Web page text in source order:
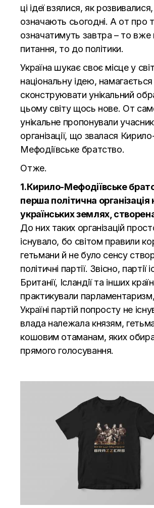
ці ідеї взялися, як
означають сьогодні. А от про
означатимуть завтра – то вже
питання, то до політики.
Україна шукає своє місце у
національну ідею, намагається
сконструювати унікальний
цьому світу щось нове. От
унікальне пропонували
організації, що звалася
Мефодіївське братство.
Отже.
1.Кирило-Мефодіївське
перша політична організація
українських землях,
До них таких організацій
існувало, бо світом правили
гетьмани й не було сенсу
політичні партії. Звісно, партії
Британії, Ісландії та інших
практикували
Україні партій попросту не
влада належала князям,
кошовим отаманам, яких
прямого голосування.